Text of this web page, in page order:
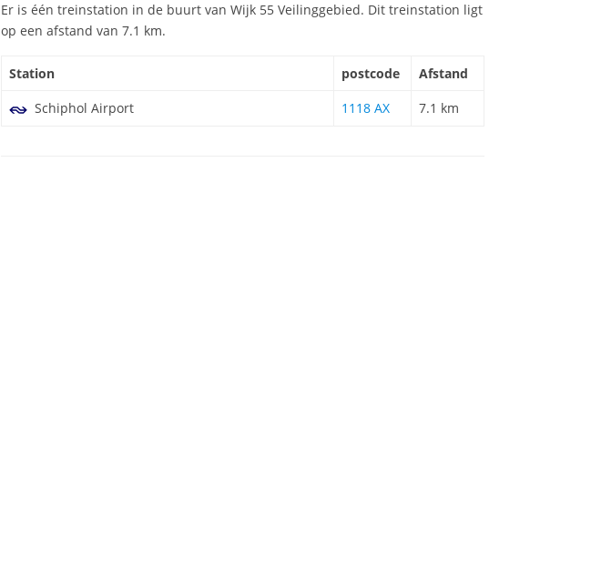
Er is één treinstation in de buurt van Wijk 55 Veilinggebied. Dit treinstation ligt
op een afstand van 7.1 km.
Station postcode
Afstand
Schiphol Airport
1118 AX 7.1 km